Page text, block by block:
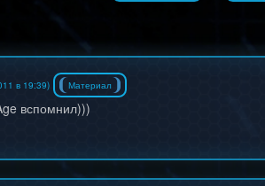
в 19:39) Материал
вспомнил)))